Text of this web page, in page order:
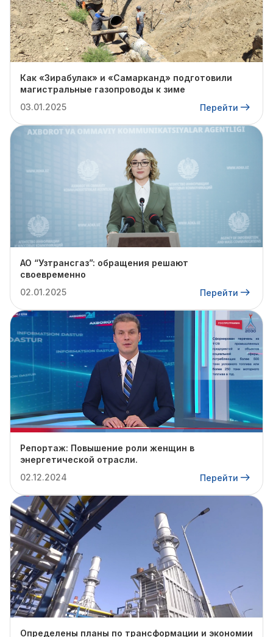
Как «Зирабулак» и «Самарканд» подготовили
магистральные газопроводы к зиме
03.01.2025
Перейти
АО “Узтрансгаз”: обращения решают
своевременно
02.01.2025
Перейти
Репортаж: Повышение роли женщин в
энергетической отрасли.
02.12.2024
Перейти
Определены планы по трансформации и экономии